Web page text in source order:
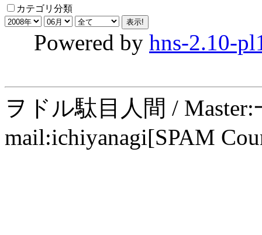
カテゴリ分類
Powered by hns-2.10-
ヲドル駄目人間 /
mail:ichiyanagi[SPAM